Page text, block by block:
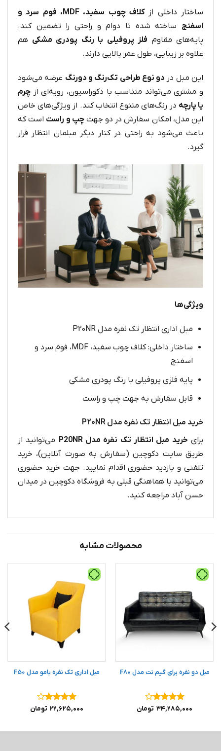
ساختار داخلی از
کلاف چوب سفید، MDF، فوم سرد و
اسفنج ساخته شده تا دوام و راحتی را تضمین کند.
پایه‌های مقاوم فلز پروفیلی با رنگ پودری مشکی هم
علاوه بر زیبایی، طول عمر بالایی دارند.
این مبل در دو نوع طراحی تک‌رنگ و دو‌رنگ عرضه می‌شود
و مشتری می‌تواند متناسب با دکوراسیون، رویه‌ای از چرم
یا پارچه در رنگ‌های متنوع انتخاب کند. از ویژگی‌های خاص
این مدل، امکان سفارش در دو جهتچپ و راست است که
باعث می‌شود به راحتی در کنار دیگر مبلمان انتظار قرار
گیرد.
ویژگی‌ها
مبل اداری انتظار تک نفره مدل P20NR
ساختار داخلی: کلاف چوب سفید، MDF، فوم سرد و
اسفنج
پایه فلزی پروفیلی با رنگ پودری مشکی
قابل سفارش به جهت چپ و راست
خرید مبل انتظار تک نفره مدل P20NR
برای خرید مبل انتظار تک نفره مدل P20NR
می‌توانید از
طریق سایت دکوچین (سفارش به صورت آنلاین)، خرید
تلفنی و بازدید حضوری اقدام نمایید. جهت خرید حضوری
می‌توانید با هماهنگی قبلی به فروشگاه دکوچین در میدان
حسن آباد مراجعه کنید.
محصولات مشابه
مبل دو نفره برای گیم نت مدل F80
نمره۴
۳۴,۲۸۵,۰۰۰ تومان
مبل اداری تک نفره بامو مدل F50
نمره۴
۲۲,۶۲۵,۰۰۰ تومان